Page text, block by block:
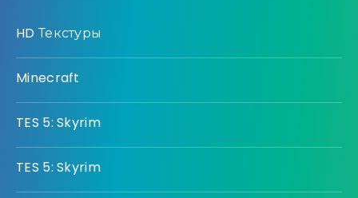
HD Текстуры
Minecraft
TES 5: Skyrim
TES 5: Skyrim